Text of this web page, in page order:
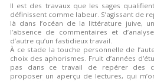
Il est des travaux que les sages
définissent comme labeur. S’agissant de
là dans l’océan de la littérature juive,
l’absence de commentaires et
d’autre qu’un fastidieux travail.
À ce stade la touche personnelle de
choix des aphorismes. Fruit d’années
pas dans ce travail de repérer des
proposer un aperçu de lectures, qui